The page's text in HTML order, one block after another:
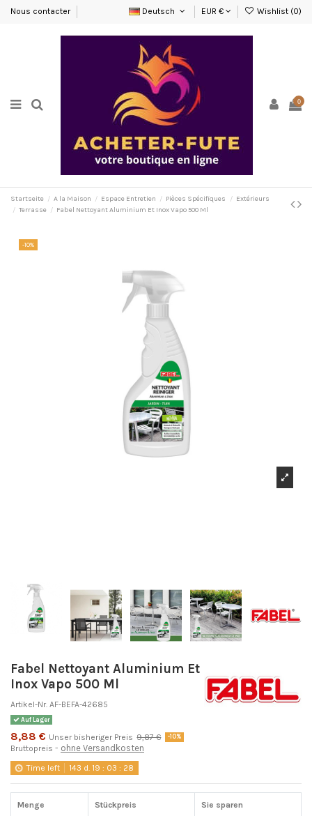
Nous contacter Deutsch EUR € Wishlist (0)
0
Startseite A la Maison Espace Entretien Pièces Spécifiques
Extérieurs
Terrasse
Fabel Nettoyant Aluminium Et Inox Vapo 500 Ml
-10%
Fabel Nettoyant Aluminium Et
Inox Vapo 500 Ml
Artikel-Nr. AF-BEFA-42685
Auf Lager
8,88 € Unser bisheriger Preis 9,87 € -10%
Bruttopreis ohne Versandkosten
Time left 143 d. 19 : 03 : 27
Menge Stückpreis Sie sparen